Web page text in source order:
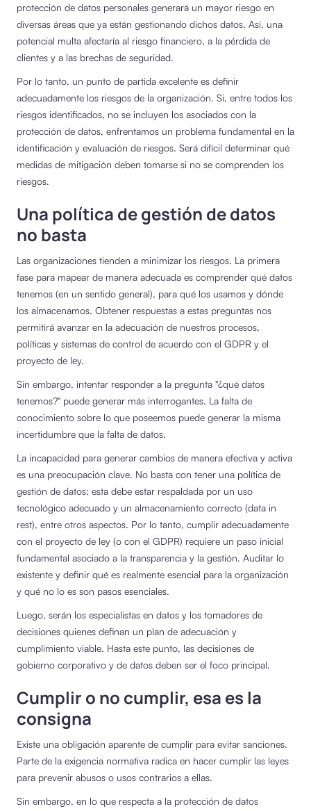
protección de datos personales generará un mayor riesgo en
diversas áreas que ya están gestionando dichos datos. Así, una
potencial multa afectaría al riesgo financiero, a la pérdida de
clientes y a las brechas de seguridad.
Por lo tanto, un punto de partida excelente es definir
adecuadamente los riesgos de la organización. Si, entre todos los
riesgos identificados, no se incluyen los asociados con la
protección de datos, enfrentamos un problema fundamental en la
identificación y evaluación de riesgos. Será difícil determinar qué
medidas de mitigación deben tomarse si no se comprenden los
riesgos.
Una política de gestión de datos
no basta
Las organizaciones tienden a minimizar los riesgos. La primera
fase para mapear de manera adecuada es comprender qué datos
tenemos (en un sentido general), para qué los usamos y dónde
los almacenamos. Obtener respuestas a estas preguntas nos
permitirá avanzar en la adecuación de nuestros procesos,
políticas y sistemas de control de acuerdo con el GDPR y el
proyecto de ley.
Sin embargo, intentar responder a la pregunta "¿qué datos
tenemos?" puede generar más interrogantes. La falta de
conocimiento sobre lo que poseemos puede generar la misma
incertidumbre que la falta de datos.
La incapacidad para generar cambios de manera efectiva y activa
es una preocupación clave. No basta con tener una política de
gestión de datos: esta debe estar respaldada por un uso
tecnológico adecuado y un almacenamiento correcto (data in
rest), entre otros aspectos. Por lo tanto, cumplir adecuadamente
con el proyecto de ley (o con el GDPR) requiere un paso inicial
fundamental asociado a la transparencia y la gestión. Auditar lo
existente y definir qué es realmente esencial para la organización
y qué no lo es son pasos esenciales.
Luego, serán los especialistas en datos y los tomadores de
decisiones quienes definan un plan de adecuación y
cumplimiento viable. Hasta este punto, las decisiones de
gobierno corporativo y de datos deben ser el foco principal.
Cumplir o no cumplir, esa es la
consigna
Existe una obligación aparente de cumplir para evitar sanciones.
Parte de la exigencia normativa radica en hacer cumplir las leyes
para prevenir abusos o usos contrarios a ellas.
Sin embargo, en lo que respecta a la protección de datos